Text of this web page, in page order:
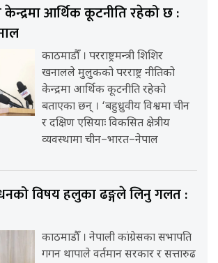
केन्द्रमा आर्थिक कूटनीति रहेको छ :
काठमाडौँ । परराष्ट्रमन्त्री शिशिर
खनालले मुलुकको परराष्ट्र नीतिको
केन्द्रमा आर्थिक कूटनीति रहेको
बताएका छन् । ‘बहुध्रुवीय विश्वमा चीन
र दक्षिण एसियाः विकसित क्षेत्रीय
व्यवस्थामा चीन–भारत–नेपाल
विषय हलुका ढङ्गले लिनु गलत :
काठमाडौँ । नेपाली कांग्रेसका सभापति
गगन थापाले वर्तमान सरकार र सत्तारुढ